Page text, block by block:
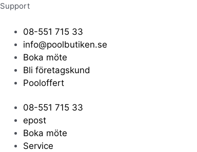
Support
08-551 715 33
info@poolbutiken.se
Boka möte
Bli företagskund
Pooloffert
08-551 715 33
epost
Boka möte
Service